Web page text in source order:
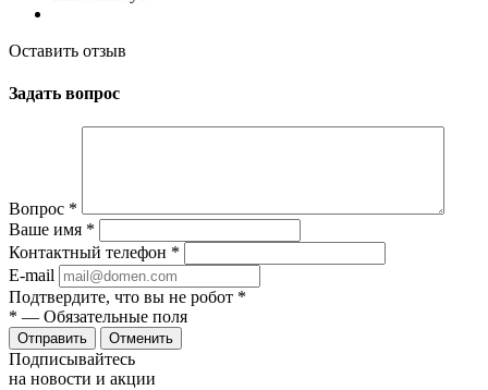
Оставить отзыв
Задать вопрос
Вопрос *
Ваше имя *
Контактный телефон *
E-mail
Подтвердите, что вы не робот *
* — Обязательные поля
Отменить
Подписывайтесь
на новости и акции